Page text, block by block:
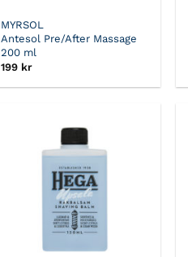
MYRSOL
Antesol Pre/After Massage
200 ml
199 kr